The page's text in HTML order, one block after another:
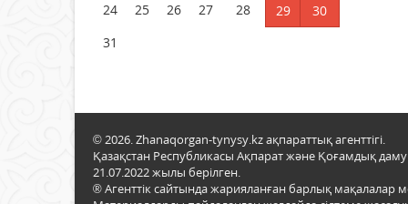
24
25 26 27 28 29
30
31
© 2026. Zhanaqorgan-tynysy.kz ақпараттық агенттігі.
Қазақстан Республикасы Ақпарат және Қоғамдық даму
21.07.2022 жылы берілген.
® Агенттік сайтында жарияланған барлық